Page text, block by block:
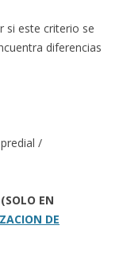
si este criterio se
diferencias
/
EN
DE